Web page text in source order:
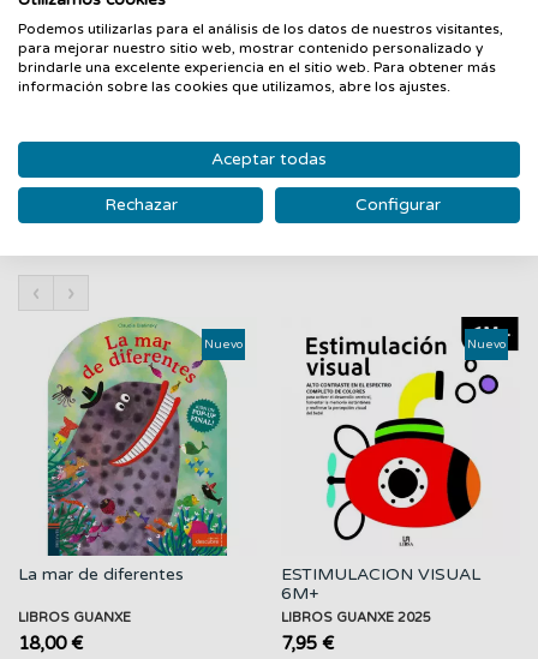
y que está lleno de peligros, aliados falsos y amistades
inesperadas. En él, los miedos son más reales que nunca y son
ellos los que se enfrentan a ti. Y Moira y Konstantin tienen
muchos, muchos miedos, pero también están decididos a
‹ ›
Nuevo
La mar de diferentes
LIBROS GUANXE
18,00 €
Nuevo
ESTIMULACION VISUAL
6M+
LIBROS GUANXE 2025
7,95 €
Podemos utilizarlas para el análisis de los datos de nuestros visitantes,
para mejorar nuestro sitio web, mostrar contenido personalizado y
brindarle una excelente experiencia en el sitio web. Para obtener más
información sobre las cookies que utilizamos, abre los ajustes.
Aceptar todas
Rechazar Configurar